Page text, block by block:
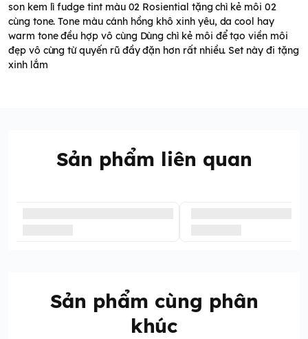
son kem lì fudge tint màu 02 Rosiential tặng chì kẻ môi 02
cùng tone. Tone màu cánh hồng khô xinh yêu, da cool hay
warm tone đều hợp vô cùng Dùng chì kẻ môi để tạo viền môi
đẹp vô cùng từ quyến rũ đầy đặn hơn rất nhiều. Set này đi tặng
xinh lắm
Sản phẩm liên quan
Sản phẩm cùng phân
khúc